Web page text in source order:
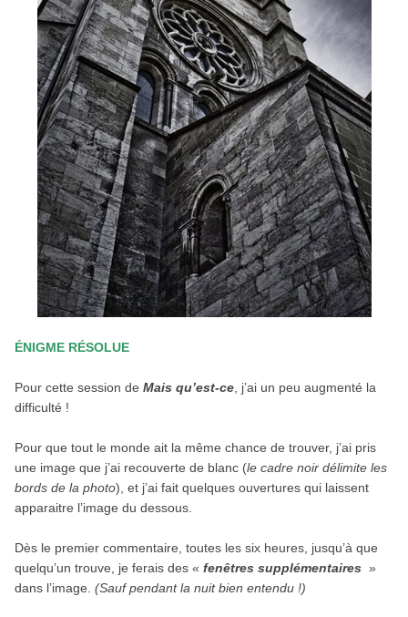
ÉNIGME RÉSOLUE
Pour cette session de Mais qu’est-ce, j’ai un peu augmenté la
difficulté !
Pour que tout le monde ait la même chance de trouver, j’ai pris
une image que j’ai recouverte de blanc (le cadre noir délimite les
bords de la photo), et j’ai fait quelques ouvertures qui laissent
apparaitre l’image du dessous.
Dès le premier commentaire, toutes les six heures, jusqu’à que
quelqu’un trouve, je ferais des « fenêtres supplémentaires »
dans l’image. (Sauf pendant la nuit bien entendu !)